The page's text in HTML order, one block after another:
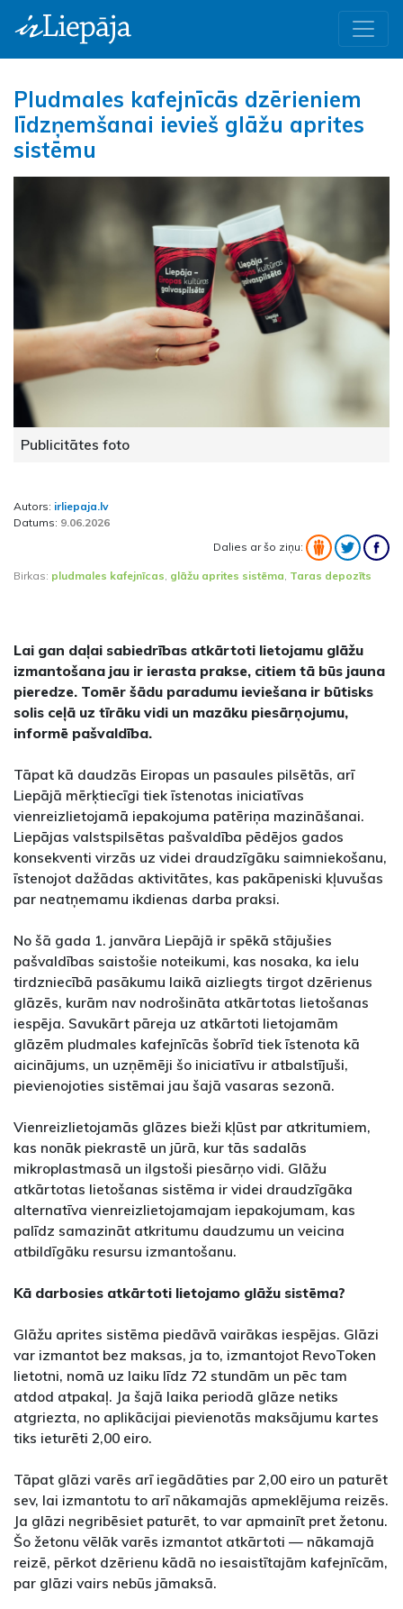
Pludmales kafejnīcās dzērieniem
līdzņemšanai ievieš glāžu aprites
sistēmu
Publicitātes foto
Autors: irliepaja.lv
Datums: 9.06.2026
Dalies ar šo ziņu:
Birkas: pludmales kafejnīcas glāžu aprites sistēma Taras depozīts
Lai gan daļai sabiedrības atkārtoti lietojamu glāžu
izmantošana jau ir ierasta prakse, citiem tā būs jauna
pieredze. Tomēr šādu paradumu ieviešana ir būtisks
solis ceļā uz tīrāku vidi un mazāku piesārņojumu,
informē pašvaldība.
Tāpat kā daudzās Eiropas un pasaules pilsētās, arī
Liepājā mērķtiecīgi tiek īstenotas iniciatīvas
vienreizlietojamā iepakojuma patēriņa mazināšanai.
Liepājas valstspilsētas pašvaldība pēdējos gados
konsekventi virzās uz videi draudzīgāku saimniekošanu,
īstenojot dažādas aktivitātes, kas pakāpeniski kļuvušas
par neatņemamu ikdienas darba praksi.
No šā gada 1. janvāra Liepājā ir spēkā stājušies
pašvaldības saistošie noteikumi, kas nosaka, ka ielu
tirdzniecībā pasākumu laikā aizliegts tirgot dzērienus
glāzēs, kurām nav nodrošināta atkārtotas lietošanas
iespēja. Savukārt pāreja uz atkārtoti lietojamām
glāzēm pludmales kafejnīcās šobrīd tiek īstenota kā
aicinājums, un uzņēmēji šo iniciatīvu ir atbalstījuši,
pievienojoties sistēmai jau šajā vasaras sezonā.
Vienreizlietojamās glāzes bieži kļūst par atkritumiem,
kas nonāk piekrastē un jūrā, kur tās sadalās
mikroplastmasā un ilgstoši piesārņo vidi. Glāžu
atkārtotas lietošanas sistēma ir videi draudzīgāka
alternatīva vienreizlietojamajam iepakojumam, kas
palīdz samazināt atkritumu daudzumu un veicina
atbildīgāku resursu izmantošanu.
Kā darbosies atkārtoti lietojamo glāžu sistēma?
Glāžu aprites sistēma piedāvā vairākas iespējas. Glāzi
var izmantot bez maksas, ja to, izmantojot RevoToken
lietotni, nomā uz laiku līdz 72 stundām un pēc tam
atdod atpakaļ. Ja šajā laika periodā glāze netiks
atgriezta, no aplikācijai pievienotās maksājumu kartes
tiks ieturēti 2,00 eiro.
Tāpat glāzi varēs arī iegādāties par 2,00 eiro un paturēt
sev, lai izmantotu to arī nākamajās apmeklējuma reizēs.
Ja glāzi negribēsiet paturēt, to var apmainīt pret žetonu.
Šo žetonu vēlāk varēs izmantot atkārtoti — nākamajā
reizē, pērkot dzērienu kādā no iesaistītajām kafejnīcām,
par glāzi vairs nebūs jāmaksā.